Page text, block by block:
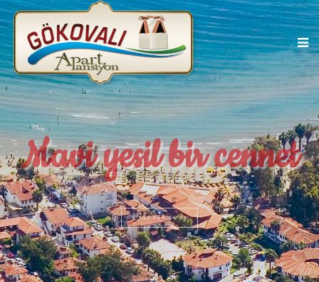
Mavi yesil bir cennet
0 537 769 94 33